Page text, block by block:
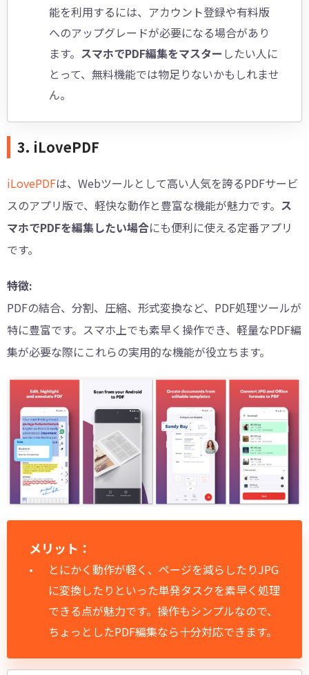
能を利用するには、アカウント登録や有料版
へのアップグレードが必要になる場合があり
ます。 スマホでPDF編集をマスター したい人に
とって、無料機能では物足りないかもしれませ
ん。
3. iLovePDF
iLovePDFは、Webツールとして高い人気を誇るPDFサービ
スのアプリ版で、軽快な動作と豊富な機能が魅力です。 ス
マホでPDFを編集したい場合にも便利に使える定番アプリ
です。
特徴:
PDFの結合、分割、圧縮、形式変換など、PDF処理ツールが
特に豊富です。スマホ上でも素早く操作でき、軽量なPDF編
集が必要な際にこれらの実用的な機能が役立ちます。
メリット：
とにかく動作が軽く、ページを減らしたりJPG
に変換したりといった単発タスクを素早く処理
できる点が魅力です。操作もシンプルなので、
ちょっとしたPDF編集なら十分対応できます。